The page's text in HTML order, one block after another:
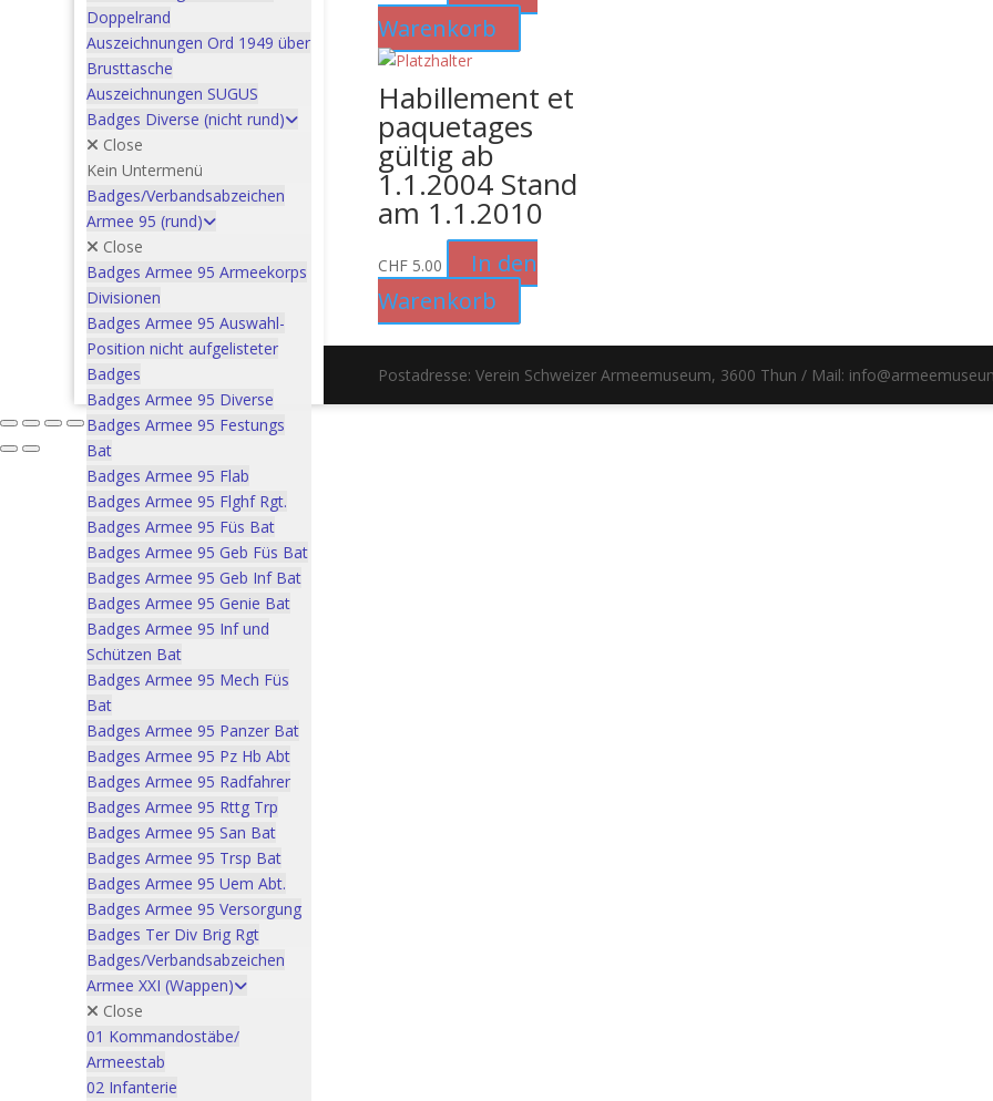
Doppelrand
Auszeichnungen Ord 1949 über
Brusttasche
Auszeichnungen SUGUS
Badges Diverse (nicht rund)
Close
Kein Untermenü
Badges/Verbandsabzeichen
Armee 95 (rund)
Close
Badges Armee 95 Armeekorps
Divisionen
Badges Armee 95 Auswahl-
Position nicht aufgelisteter
Badges
Badges Armee 95 Diverse
Badges Armee 95 Festungs
Bat
Badges Armee 95 Flab
Badges Armee 95 Flghf Rgt.
Badges Armee 95 Füs Bat
Badges Armee 95 Geb Füs Bat
Badges Armee 95 Geb Inf Bat
Badges Armee 95 Genie Bat
Badges Armee 95 Inf und
Schützen Bat
Badges Armee 95 Mech Füs
Bat
Badges Armee 95 Panzer Bat
Badges Armee 95 Pz Hb Abt
Badges Armee 95 Radfahrer
Badges Armee 95 Rttg Trp
Badges Armee 95 San Bat
Badges Armee 95 Trsp Bat
Badges Armee 95 Uem Abt.
Badges Armee 95 Versorgung
Badges Ter Div Brig Rgt
Badges/Verbandsabzeichen
Armee XXI (Wappen)
Close
01 Kommandostäbe/
Armeestab
02 Infanterie
Warenkorb
Habillement et
paquetages
gültig ab
1.1.2004 Stand
am 1.1.2010
CHF 5.00
In den
Warenkorb
Postadresse: Verein Schweizer Armeemuseum, 3600 Thun / Mail: